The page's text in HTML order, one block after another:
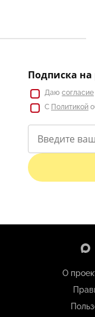
Подписка на
Даю согласие
С Политикой
О